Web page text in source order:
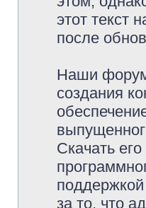
этот текст
после
Наши
создания
Скачать
за то, что